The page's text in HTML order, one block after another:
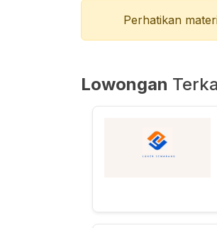
Perhatikan
Lowongan